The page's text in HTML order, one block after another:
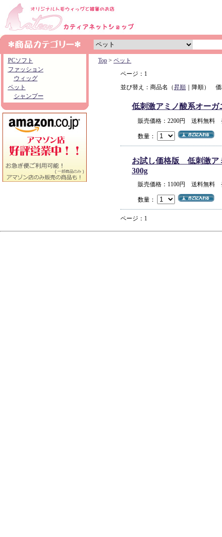
PCソフト
ファッション
ウィッグ
ペット
シャンプー
Top > ペット
ページ：1
並び替え：商品名（昇順 ｜降順）
低刺激アミノ酸系オーガ
販売価格：2200円 送料無料
数量：
お試し価格版 低刺激ア
300g
販売価格：1100円 送料無料
数量：
ページ：1